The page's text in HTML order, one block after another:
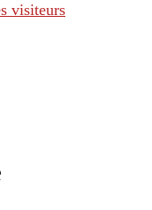
visiteurs